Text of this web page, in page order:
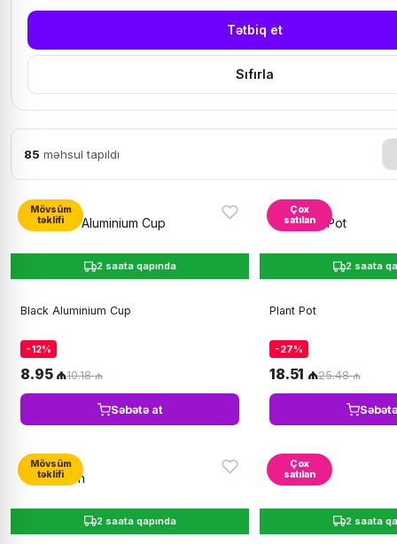
Tətbiq et
Sıfırla
85 məhsul tapıldı
Mövsüm
təklifi
2 saata qapında
Black Aluminium Cup
-12%
8.95 ₼10.18 ₼
Səbətə at
Çox
satılan
2 saata
Plant Pot
-27%
18.51 ₼25.48 ₼
Mövsüm
təklifi
2 saata qapında
Çox
satılan
2 saata